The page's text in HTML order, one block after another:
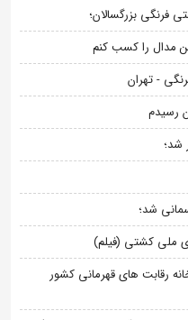
فرنگی بزرگسالان؛
مدال را کسب کنم
- تهران
رسیدم
شد؛
شد؛
ملی کشتی (فیلم)
رقابت های قهرمانی کشور